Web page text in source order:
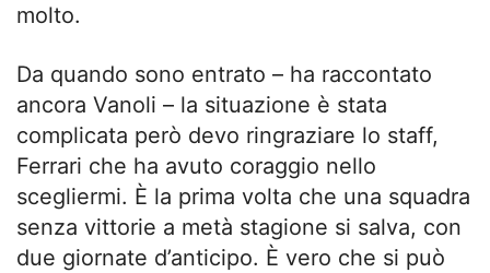
molto.
Da quando sono entrato – ha raccontato
ancora Vanoli – la situazione è stata
complicata però devo ringraziare lo staff,
Ferrari che ha avuto coraggio nello
scegliermi. È la prima volta che una squadra
senza vittorie a metà stagione si salva, con
due giornate d’anticipo. È vero che si può